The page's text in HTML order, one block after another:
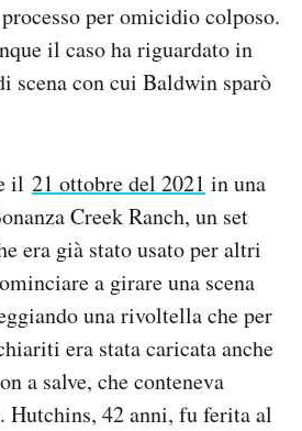
per omicidio colposo.
il caso ha riguardato in
scena con cui Baldwin sparò
il 21 ottobre del 2021 in una
Creek Ranch, un set
era già stato usato per altri
a girare una scena
una rivoltella che per
era stata caricata anche
a salve, che conteneva
42 anni, fu ferita al